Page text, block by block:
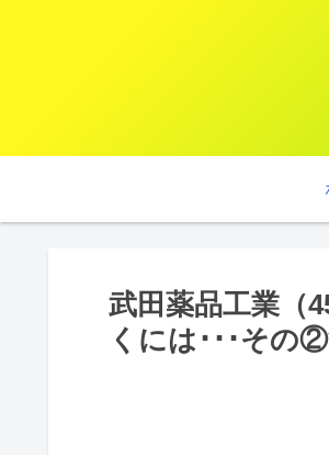
武田薬品工業（
くには･･･その